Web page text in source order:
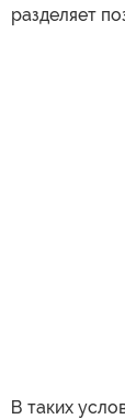
разделяет
В таких